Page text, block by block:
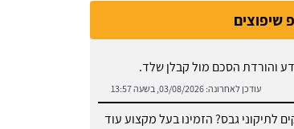
שיפוצים
והורדת הסכם מול קבלן שלד.
עודכן לאחרונה: 03/08/2026, בשעה 13:57
לתיקוני גבס? הזמינו בעל מקצוע עוד